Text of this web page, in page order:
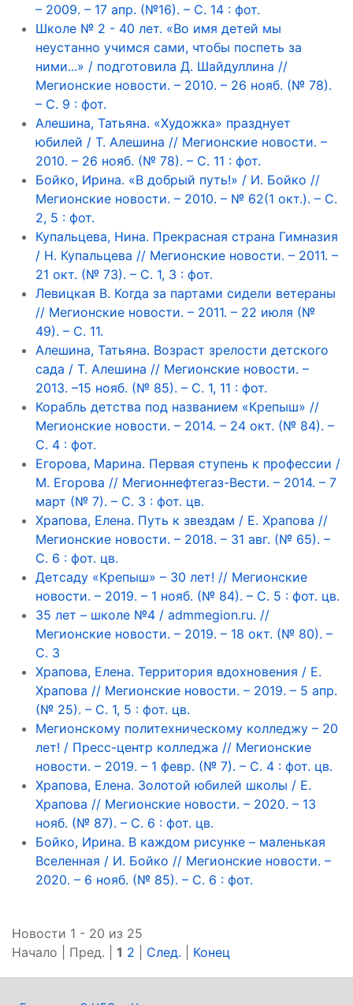
– 2009. – 17 апр. (№16). – С. 14 : фот.
Школе № 2 - 40 лет. «Во имя детей мы
неустанно учимся сами, чтобы поспеть за
ними...» / подготовила Д. Шайдуллина //
Мегионские новости. – 2010. – 26 нояб. (№ 78).
– С. 9 : фот.
Алешина, Татьяна. «Художка» празднует
юбилей / Т. Алешина // Мегионские новости. –
2010. – 26 нояб. (№ 78). – С. 11 : фот.
Бойко, Ирина. «В добрый путь!» / И. Бойко //
Мегионские новости. – 2010. – № 62(1 окт.). – С.
2, 5 : фот.
Купальцева, Нина. Прекрасная страна Гимназия
/ Н. Купальцева // Мегионские новости. – 2011. –
21 окт. (№ 73). – С. 1, 3 : фот.
Левицкая В. Когда за партами сидели ветераны
// Мегионские новости. – 2011. – 22 июля (№
49). – С. 11.
Алешина, Татьяна. Возраст зрелости детского
сада / Т. Алешина // Мегионские новости. –
2013. –15 нояб. (№ 85). – С. 1, 11 : фот.
Корабль детства под названием «Крепыш» //
Мегионские новости. – 2014. – 24 окт. (№ 84). –
С. 4 : фот.
Егорова, Марина. Первая ступень к профессии /
М. Егорова // Мегионнефтегаз-Вести. – 2014. – 7
март (№ 7). – С. 3 : фот. цв.
Храпова, Елена. Путь к звездам / Е. Храпова //
Мегионские новости. – 2018. – 31 авг. (№ 65). –
С. 6 : фот. цв.
Детсаду «Крепыш» – 30 лет! // Мегионские
новости. – 2019. – 1 нояб. (№ 84). – С. 5 : фот. цв.
35 лет – школе №4 / admmegion.ru. //
Мегионские новости. – 2019. – 18 окт. (№ 80). –
С. 3
Храпова, Елена. Территория вдохновения / Е.
Храпова // Мегионские новости. – 2019. – 5 апр.
(№ 25). – С. 1, 5 : фот. цв.
Мегионскому политехническому колледжу – 20
лет! / Пресс-центр колледжа // Мегионские
новости. – 2019. – 1 февр. (№ 7). – С. 4 : фот. цв.
Храпова, Елена. Золотой юбилей школы / Е.
Храпова // Мегионские новости. – 2020. – 13
нояб. (№ 87). – С. 6 : фот. цв.
Бойко, Ирина. В каждом рисунке – маленькая
Вселенная / И. Бойко // Мегионские новости. –
2020. – 6 нояб. (№ 85). – С. 6 : фот.
Новости 1 - 20 из 25
Начало | Пред. | 1 2 След. Конец